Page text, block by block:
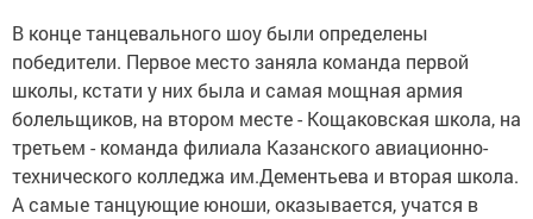
В конце танцевального шоу были определены
победители. Первое место заняла команда первой
школы, кстати у них была и самая мощная армия
болельщиков, на втором месте - Кощаковская школа, на
третьем - команда филиала Казанского авиационно-
технического колледжа им.Дементьева и вторая школа.
А самые танцующие юноши, оказывается, учатся в